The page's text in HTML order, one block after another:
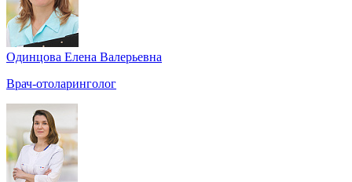
Одинцова Елена Валерьевна
Врач-отоларинголог